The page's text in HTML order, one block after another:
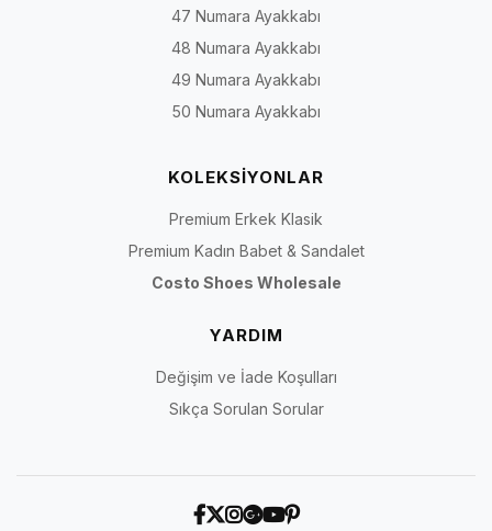
47 Numara Ayakkabı
48 Numara Ayakkabı
49 Numara Ayakkabı
50 Numara Ayakkabı
KOLEKSİYONLAR
Premium Erkek Klasik
Premium Kadın Babet & Sandalet
Costo Shoes Wholesale
YARDIM
Değişim ve İade Koşulları
Sıkça Sorulan Sorular